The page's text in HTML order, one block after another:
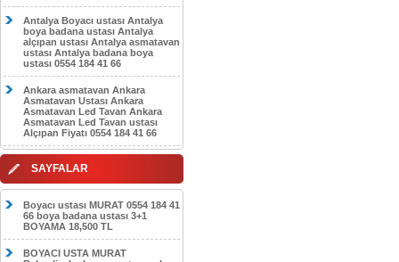
Antalya Boyacı ustası Antalya
boya badana ustası Antalya
alçıpan ustası Antalya asmatavan
ustası Antalya badana boya
ustası 0554 184 41 66
Ankara asmatavan Ankara
Asmatavan Ustası Ankara
Asmatavan Led Tavan Ankara
Asmatavan Led Tavan ustası
Alçıpan Fiyatı 0554 184 41 66
SAYFALAR
Boyacı ustası MURAT 0554 184 41
66 boya badana ustası 3+1
BOYAMA 18,500 TL
BOYACI USTA MURAT